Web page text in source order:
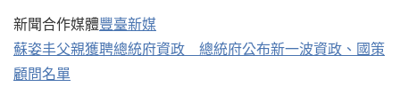
新聞合作媒體豐臺新媒
蘇姿丰父親獲聘總統府資政 總統府公布新一波資政、國策
顧問名單